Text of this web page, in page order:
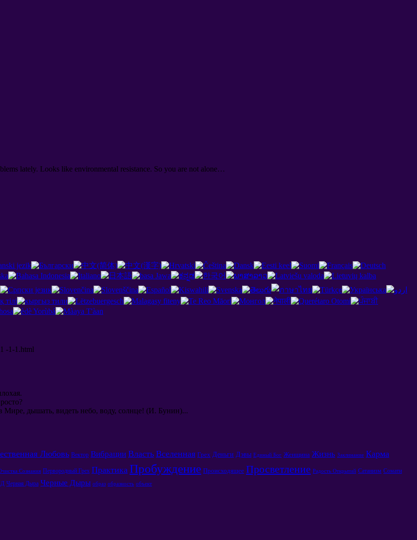
lately. Looks like environmental resistance. So you are not alone…
-1-1.html
дышать, видеть небо, воду, солнце! (И. Бунин)...
Любовь Вектор Вибрации Власть Вселенная Грех Деньги Дэвы Единый Бог Женщина Жизнь Заклинание Карма
Сознания Первородный Грех Практика Пробуждение Происходящее Просветление Радость Открытий Сатанизм Сомати
Черная Дыра Черные Дыры образ образность объект